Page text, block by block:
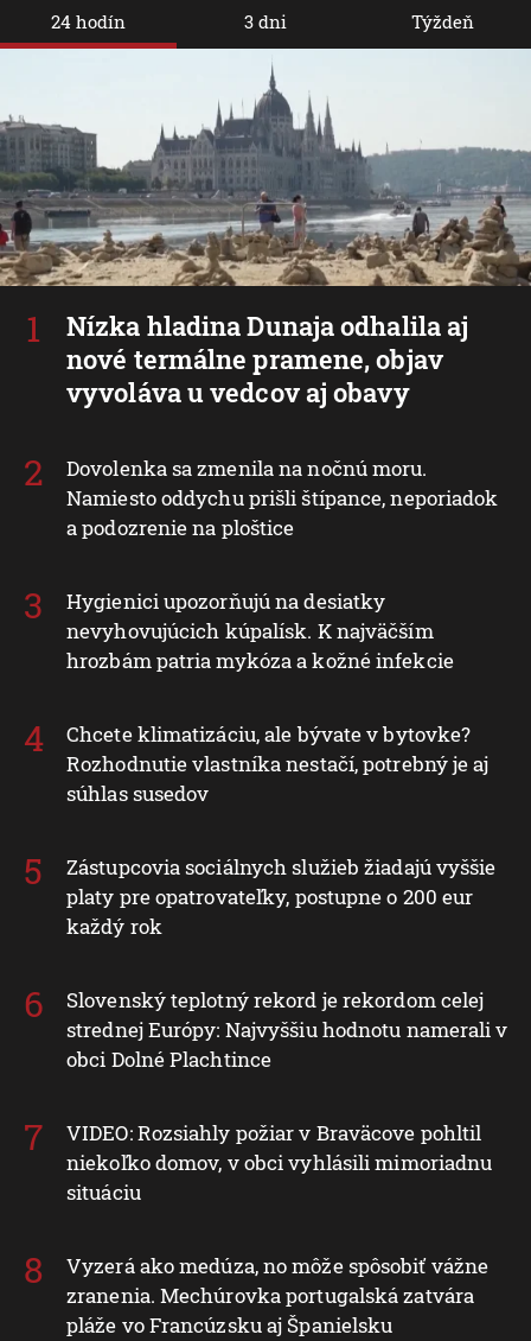
24 hodín
Nízka hladina Dunaja odhalila aj
nové termálne pramene, objav
vyvoláva u vedcov aj obavy
Dovolenka sa zmenila na nočnú moru.
Namiesto oddychu prišli štípance, neporiadok
a podozrenie na ploštice
Hygienici upozorňujú na desiatky
nevyhovujúcich kúpalísk. K najväčším
hrozbám patria mykóza a kožné infekcie
Chcete klimatizáciu, ale bývate v bytovke?
Rozhodnutie vlastníka nestačí, potrebný je aj
súhlas susedov
Zástupcovia sociálnych služieb žiadajú vyššie
platy pre opatrovateľky, postupne o 200 eur
každý rok
Slovenský teplotný rekord je rekordom celej
strednej Európy: Najvyššiu hodnotu namerali v
obci Dolné Plachtince
VIDEO: Rozsiahly požiar v Braväcove pohltil
niekoľko domov, v obci vyhlásili mimoriadnu
situáciu
Vyzerá ako medúza, no môže spôsobiť vážne
zranenia. Mechúrovka portugalská zatvára
pláže vo Francúzsku aj Španielsku
3 dni Týždeň